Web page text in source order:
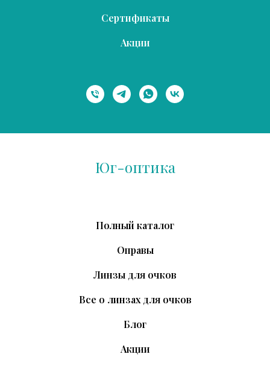
Сертификаты
Акции
Юг-оптика
Полный каталог
Оправы
Линзы для очков
Все о линзах для очков
Блог
Акции